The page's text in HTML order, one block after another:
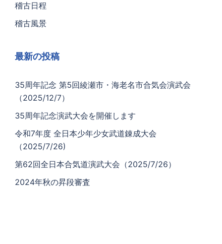
稽古日程
稽古風景
最新の投稿
35周年記念 第5回綾瀬市・海老名市合気会演武会
（2025/12/7）
35周年記念演武大会を開催します
令和7年度 全日本少年少女武道錬成大会
（2025/7/26)
第62回全日本合気道演武大会（2025/7/26）
2024年秋の昇段審査